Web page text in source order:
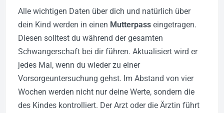
Alle wichtigen Daten über dich und natürlich über
dein Kind werden in einen Mutterpass eingetragen.
Diesen solltest du während der gesamten
Schwangerschaft bei dir führen. Aktualisiert wird er
jedes Mal, wenn du wieder zu einer
Vorsorgeuntersuchung gehst. Im Abstand von vier
Wochen werden nicht nur deine Werte, sondern die
des Kindes kontrolliert. Der Arzt oder die Ärztin führt